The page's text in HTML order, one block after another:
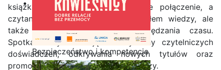
Bezpieczeństwo i kompetencje
uczniów - nasz priorytet
książka i natura tworzą doskonałe połączenie, a
czytanie może być nie tylko źródłem wiedzy, ale
także przyjemnym sposobem spędzania czasu.
Spotkanie było okazją do wymiany czytelniczych
doświadczeń, odkrywania nowych tytułów oraz
promowania literatury wśród młodzieży.